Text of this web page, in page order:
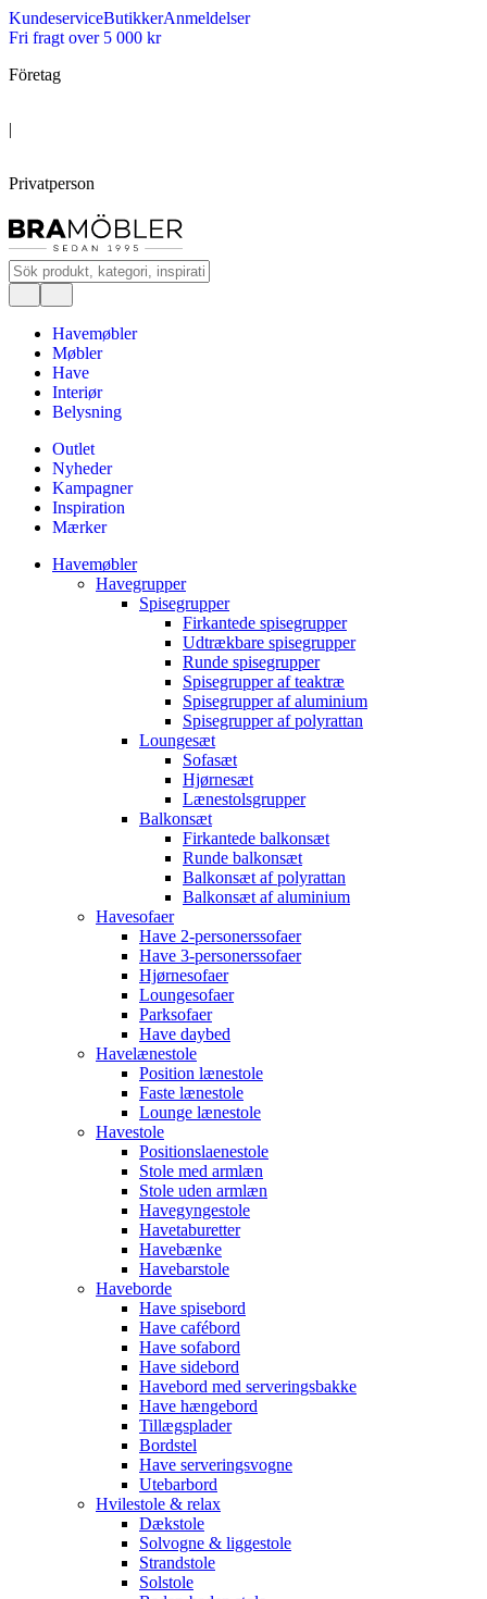
KundeserviceButikkerAnmeldelser
Fri fragt over 5 000 kr
Företag
|
Privatperson
Havemøbler
Møbler
Have
Interiør
Belysning
Outlet
Nyheder
Kampagner
Inspiration
Mærker
Havemøbler
Havegrupper
Spisegrupper
Firkantede spisegrupper
Udtrækbare spisegrupper
Runde spisegrupper
Spisegrupper af teaktræ
Spisegrupper af aluminium
Spisegrupper af polyrattan
Loungesæt
Sofasæt
Hjørnesæt
Lænestolsgrupper
Balkonsæt
Firkantede balkonsæt
Runde balkonsæt
Balkonsæt af polyrattan
Balkonsæt af aluminium
Havesofaer
Have 2-personerssofaer
Have 3-personerssofaer
Hjørnesofaer
Loungesofaer
Parksofaer
Have daybed
Havelænestole
Position lænestole
Faste lænestole
Lounge lænestole
Havestole
Positionslaenestole
Stole med armlæn
Stole uden armlæn
Havegyngestole
Havetaburetter
Havebænke
Havebarstole
Haveborde
Have spisebord
Have cafébord
Have sofabord
Have sidebord
Havebord med serveringsbakke
Have hængebord
Tillægsplader
Bordstel
Have serveringsvogne
Utebarbord
Hvilestole & relax
Dækstole
Solvogne & liggestole
Strandstole
Solstole